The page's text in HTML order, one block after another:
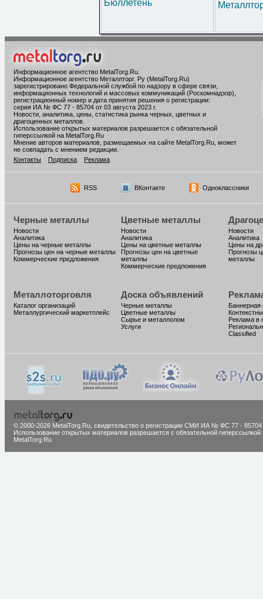
Бюллетень
Информационное агентство MetalTorg.Ru
Информационное агентство Металлторг. Ру (MetalTorg.Ru)
зарегистрировано Федеральной службой по надзору в сфере связи,
информационных технологий и массовых коммуникаций (Роскомнадзор),
регистрационный номер и дата принятия решения о регистрации:
серия ИА № ФС 77 - 85704 от 03 августа 2023 г.
Новости, аналитика, цены, статистика рынка черных, цветных и
драгоценных металлов.
Использование открытых материалов разрешается с обязательной
гиперссылкой на MetalTorg.Ru
Мнение авторов материалов, размещаемых на сайте MetalTorg.Ru, может
не совпадать с мнением редакции.
Контакты
Подписка Реклама
RSS ВКонтакте Одноклассники
Черные металлы
Новости
Аналитика
Цены на черные металлы
Прогнозы цен на черные металлы
Коммерческие предложения
Цветные металлы
Новости
Аналитика
Цены на цветные металлы
Прогнозы цен на цветные
металлы
Коммерческие предложения
Новости
Аналитика
Цены на
Прогнозы
металлы
Металлоторговля
Каталог организаций
Металлургический маркетплейс
Доска объявлений
Черные металлы
Цветные металлы
Сырье и металлолом
Услуги
Баннерная
Реклама в
Classified
© 2000-2026 MetalTorg.Ru, cвидетельство о регистрации СМИ ИА № ФС 77 - 85704
Использование открытых материалов разрешается с обязательной гиперссылкой
MetalTorg.Ru